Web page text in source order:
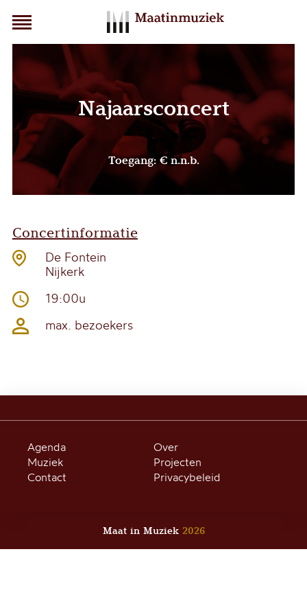
Najaarsconcert
Toegang: € n.n.b.
Concertinformatie
De Fontein
Nijkerk
19:00u
max. bezoekers
Agenda
Over
Muziek
Projecten
Contact
Privacybeleid
Maat in Muziek 2026